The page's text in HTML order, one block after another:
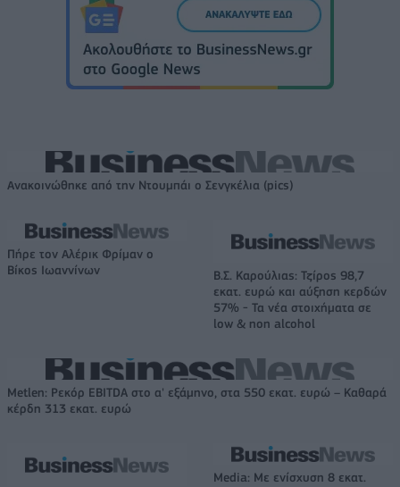
Ανακοινώθηκε από την Ντουμπάι ο Σενγκέλια (pics)
Πήρε τον Αλέρικ Φρίμαν ο
Βίκος Ιωαννίνων
Β.Σ. Καρούλιας: Τζίρος 98,7
εκατ. ευρώ και αύξηση κερδών
57% - Τα νέα στοιχήματα σε
low & non alcohol
Metlen: Ρεκόρ EBITDA στο α' εξάμηνο, στα 550 εκατ. ευρώ – Καθαρά
κέρδη 313 εκατ. ευρώ
Media: Με ενίσχυση 8 εκατ.